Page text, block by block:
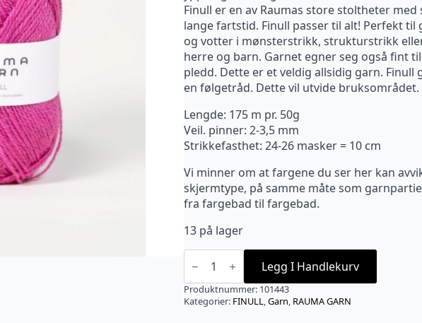
Finull er en av Raumas store stoltheter
lange fartstid. Finull passer til alt! Perfekt til
og votter i mønsterstrikk, strukturstrikk
herre og barn. Garnet egner seg også fint
pledd. Dette er et veldig allsidig garn. Finull
en følgetråd. Dette vil utvide bruksområdet.
Lengde: 175 m pr. 50g
Veil. pinner: 2-3,5 mm
Strikkefasthet: 24-26 masker = 10 cm
Vi minner om at fargene du ser her kan
skjermtype, på samme måte som
fra fargebad til fargebad.
13 på lager
FINULL
0465
rosa
antall
Legg I Handlekurv
Produktnummer: 101443
Kategorier: FINULL,Garn, RAUMA GARN